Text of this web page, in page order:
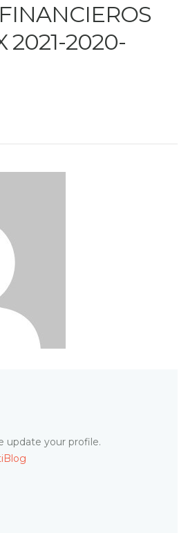
2021-2020-
update your profile.